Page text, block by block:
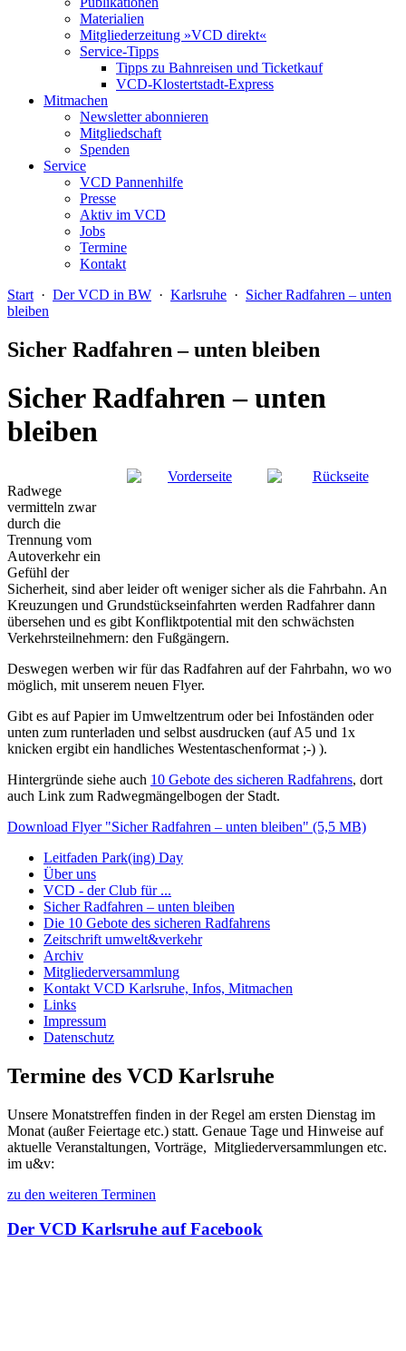
Materialien
Mitgliederzeitung »VCD direkt«
Service-Tipps
Tipps zu Bahnreisen und Ticketkauf
VCD-Klostertstadt-Express
Mitmachen
Newsletter abonnieren
Mitgliedschaft
Spenden
Service
VCD Pannenhilfe
Presse
Aktiv im VCD
Jobs
Termine
Kontakt
Start · Der VCD in BW · Karlsruhe · Sicher Radfahren – unten
bleiben
Sicher Radfahren – unten bleiben
Sicher Radfahren – unten
bleiben
Radwege
vermitteln zwar
durch die
Trennung vom
Autoverkehr ein
Gefühl der
Sicherheit, sind aber leider oft weniger sicher als die Fahrbahn. An
Kreuzungen und Grundstückseinfahrten werden Radfahrer dann
übersehen und es gibt Konfliktpotential mit den schwächsten
Verkehrsteilnehmern: den Fußgängern.
Deswegen werben wir für das Radfahren auf der Fahrbahn, wo wo
möglich, mit unserem neuen Flyer.
Gibt es auf Papier im Umweltzentrum oder bei Infoständen oder
unten zum runterladen und selbst ausdrucken (auf A5 und 1x
knicken ergibt ein handliches Westentaschenformat ;-) ).
Hintergründe siehe auch 10 Gebote des sicheren Radfahrens, dort
auch Link zum Radwegmängelbogen der Stadt.
Download Flyer "Sicher Radfahren – unten bleiben" (5,5 MB)
Leitfaden Park(ing) Day
Über uns
VCD - der Club für ...
Sicher Radfahren – unten bleiben
Die 10 Gebote des sicheren Radfahrens
Zeitschrift umwelt&verkehr
Archiv
Mitgliederversammlung
Kontakt VCD Karlsruhe, Infos, Mitmachen
Links
Impressum
Datenschutz
Termine des VCD Karlsruhe
Unsere Monatstreffen finden in der Regel am ersten Dienstag im
Monat (außer Feiertage etc.) statt. Genaue Tage und Hinweise auf
aktuelle Veranstaltungen, Vorträge, Mitgliederversammlungen etc.
im u&v:
zu den weiteren Terminen
Der VCD Karlsruhe auf Facebook